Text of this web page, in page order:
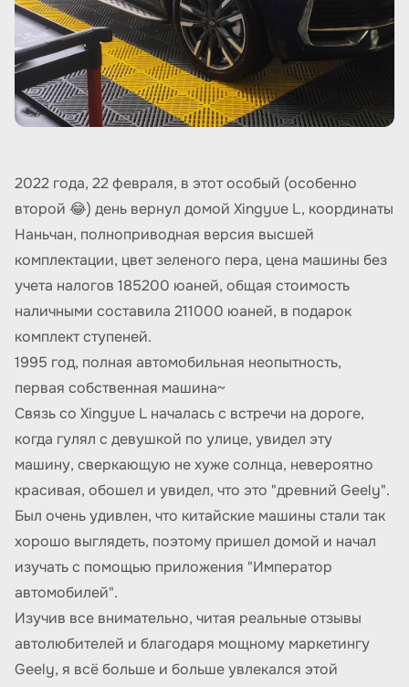
2022 года, 22 февраля, в этот особый (особенно
второй 😂) день вернул домой Xingyue L, координаты
Наньчан, полноприводная версия высшей
комплектации, цвет зеленого пера, цена машины без
учета налогов 185200 юаней, общая стоимость
наличными составила 211000 юаней, в подарок
комплект ступеней.
1995 год, полная автомобильная неопытность,
первая собственная машина~
Связь со Xingyue L началась с встречи на дороге,
когда гулял с девушкой по улице, увидел эту
машину, сверкающую не хуже солнца, невероятно
красивая, обошел и увидел, что это "древний Geely".
Был очень удивлен, что китайские машины стали так
хорошо выглядеть, поэтому пришел домой и начал
изучать с помощью приложения "Император
автомобилей".
Изучив все внимательно, читая реальные отзывы
автолюбителей и благодаря мощному маркетингу
Geely, я всё больше и больше увлекался этой